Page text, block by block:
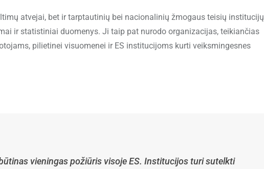
atvejai, bet ir tarptautinių bei nacionalinių žmogaus teisių institucijų
ir statistiniai duomenys. Ji taip pat nurodo organizacijas, teikiančias
pilietinei visuomenei ir ES institucijoms kurti veiksmingesnes
vieningas požiūris visoje ES. Institucijos turi sutelkti